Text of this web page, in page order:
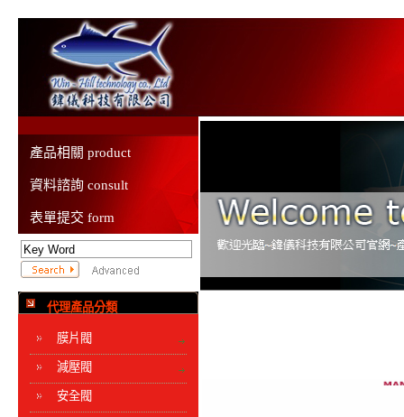
產品相關 product
資料諮詢 consult
表單提交 form
代理產品分類
膜片閥
減壓閥
安全閥